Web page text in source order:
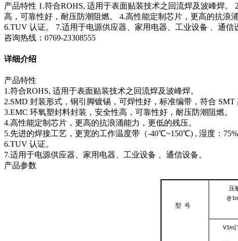
产品特性 1.符合ROHS, 适用于表面贴装技术之回流焊及波峰焊
高，可靠性好，耐压防潮阻燃。 4.高性能定制芯片，更高的抗浪
6.TUV 认证。 7.适用于电源供应器、家用电器、工业设备 、通信
咨询热线：0769-23308555
详细介绍
产品特性
1.符合ROHS, 适用于表面贴装技术之回流焊及波峰焊。
2.SMD 封装形式，铜引脚镀锡，可焊性好，标准编带，符合 SMT
3.EMC 环氧塑封料封装，安全性高，可靠性好，耐压防潮阻燃。
4.高性能定制芯片，更高的抗浪涌能力，更低的残压。
5.先进的焊接工艺，更宽的工作温度带（-40℃~150℃) , 湿度：
6.TUV 认证。
7.适用于电源供应器、家用电器、工业设备 、通信设备。
产品参数
型 号
压